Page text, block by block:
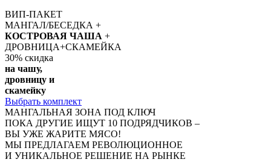
ВИП-ПАКЕТ
МАНГАЛ/БЕСЕДКА +
КОСТРОВАЯ ЧАША +
ДРОВНИЦА+СКАМЕЙКА
30% скидка
на чашу,
дровницу и
скамейку
Выбрать комплект
МАНГАЛЬНАЯ ЗОНА ПОД КЛЮЧ
ПОКА ДРУГИЕ ИЩУТ 10 ПОДРЯДЧИКОВ –
ВЫ УЖЕ ЖАРИТЕ МЯСО!
МЫ ПРЕДЛАГАЕМ РЕВОЛЮЦИОННОЕ
И УНИКАЛЬНОЕ РЕШЕНИЕ НА РЫНКЕ